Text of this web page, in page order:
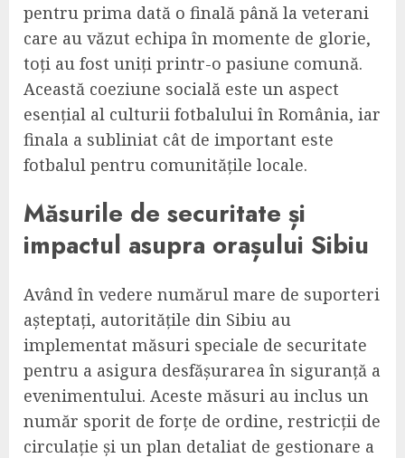
pentru prima dată o finală până la veterani
care au văzut echipa în momente de glorie,
toți au fost uniți printr-o pasiune comună.
Această coeziune socială este un aspect
esențial al culturii fotbalului în România, iar
finala a subliniat cât de important este
fotbalul pentru comunitățile locale.
Măsurile de securitate și
impactul asupra orașului Sibiu
Având în vedere numărul mare de suporteri
așteptați, autoritățile din Sibiu au
implementat măsuri speciale de securitate
pentru a asigura desfășurarea în siguranță a
evenimentului. Aceste măsuri au inclus un
număr sporit de forțe de ordine, restricții de
circulație și un plan detaliat de gestionare a